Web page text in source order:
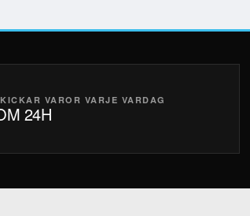
VAROR VARJE VARDAG
24H